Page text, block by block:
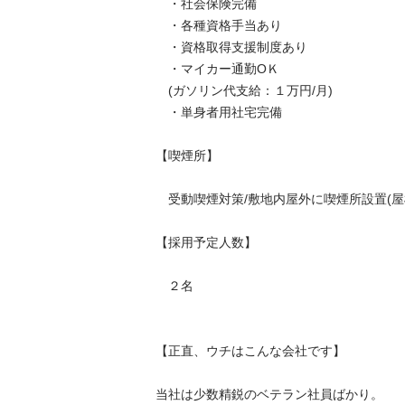
・社会保険完備
・各種資格手当あり
・資格取得支援制度あり
・マイカー通勤ОＫ
(ガソリン代支給：１万円/月)
・単身者用社宅完備
【喫煙所】
受動喫煙対策/敷地内屋外に喫煙所設置(
【採用予定人数】
２名
【正直、ウチはこんな会社です】
当社は少数精鋭のベテラン社員ばかり。